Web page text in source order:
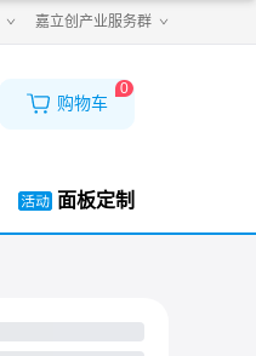
嘉立创产业服务群
购物车
0
面板定制